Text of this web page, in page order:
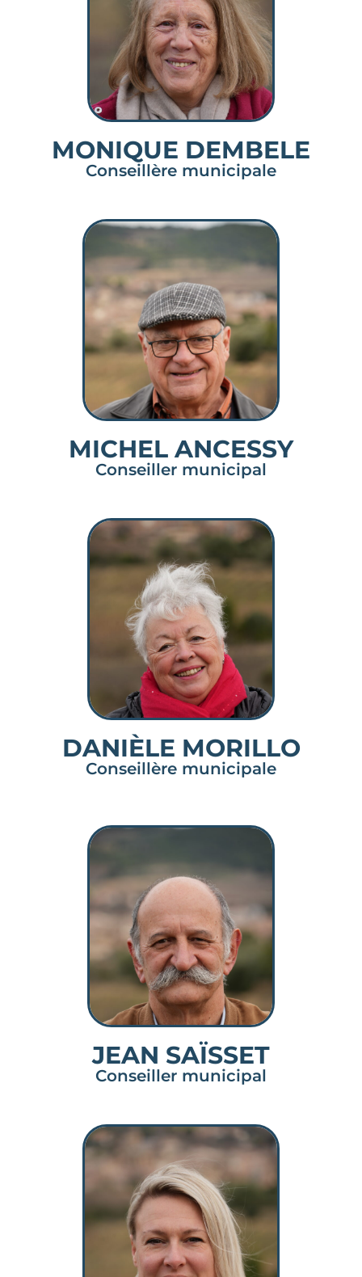
MONIQUE DEMBELE
Conseillère municipale
MICHEL ANCESSY
Conseiller municipal
DANIÈLE MORILLO
Conseillère municipale
JEAN SAÏSSET
Conseiller municipal